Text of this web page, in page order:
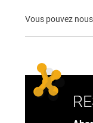
Vous pouvez